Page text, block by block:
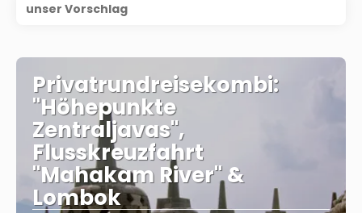
unser Vorschlag
Privatrundreisekombi:
"Höhepunkte
Zentraljavas",
Flusskreuzfahrt
"Mahakam River" &
Lombok